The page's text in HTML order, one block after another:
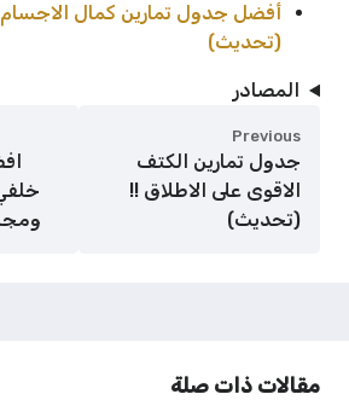
أفضل جدول تمارين كمال
(تحديث)
المصادر
Previous
جدول تمارين الكتف
الاقوى على الاطلاق !!
(تحديث)
مقالات ذات صلة